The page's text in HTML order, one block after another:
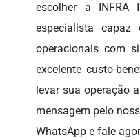
escolher a INFRA
especialista capaz
operacionais com
excelente custo-
levar sua operação
mensagem pelo
WhatsApp e fale